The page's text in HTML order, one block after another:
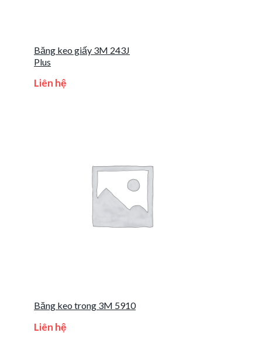
Băng keo giấy 3M 243J
Plus
Liên hệ
Băng keo trong 3M 5910
Liên hệ